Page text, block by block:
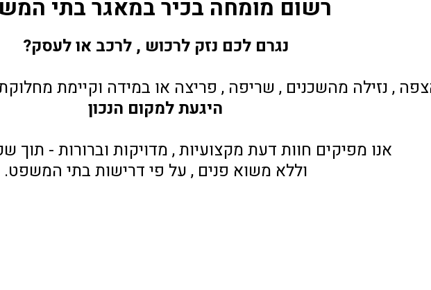
רשום מומחה בכיר במאגר בתי
נגרם לכם נזק לרכוש , לרכב או לעסק?
, נזילה מהשכנים , שריפה , פריצה או במידה וקיימת
היגעת למקום הנכון
אנו מפיקים חוות דעת מקצועיות , מדויקות וברורות - תוך
וללא משוא פנים , על פי דרישות בתי המשפט.